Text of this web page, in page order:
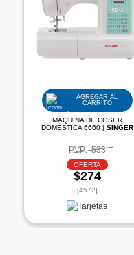
AGREGAR AL
CARRITO
MÁQUINA DE COSER
DOMÉSTICA 6660 | SINGER
PVP: 533
OFERTA
$274
[4572]